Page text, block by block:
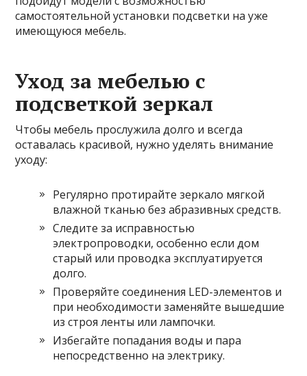
самостоятельной установки подсветки на уже
имеющуюся мебель.
Уход за мебелью с
подсветкой зеркал
Чтобы мебель прослужила долго и всегда
оставалась красивой, нужно уделять внимание
уходу:
Регулярно протирайте зеркало мягкой
влажной тканью без абразивных средств.
Следите за исправностью
электропроводки, особенно если дом
старый или проводка эксплуатируется
долго.
Проверяйте соединения LED-элементов и
при необходимости заменяйте вышедшие
из строя ленты или лампочки.
Избегайте попадания воды и пара
непосредственно на электрику.